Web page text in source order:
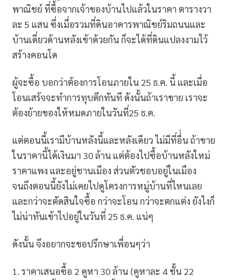
พาณิชย์ ที่ซื้อจากเจ้าของบ้านไปแล้วในราคา ตารางวา
ละ 5 แสน ซึ่งเมื่อรวมที่ดินอาคารพาณิชย์ริมถนนและ
บ้านเดี่ยวด้านหลังเข้าด้วยกัน ก็จะได้ที่ดินแปลงงามไว้
สร้างคอนโด
ผู้จะซื้อ บอกว่าต้องการโอนภายใน 25 ธ.ค. นี้ และเมื่อ
โอนเสร้จจะทำการทุบตึกทันที ดังนั้นถ้าเราขาย เราจะ
ต้องย้ายของให้หมดภายในวันที่25 ธ.ค.
แต่ตอนนี้เรามีบ้านหลังนี้และหลังเดียว ไม่มีที่อื่่น ถ้าขาย
ในราคานี้ได้เงินมา 30 ล้าน แต่ต้องไปซื้อบ้านหลังใหม่
ราคาแพง และอยู่ชานเมือง ส่วนตัวชอบอยู่ในเมือง
จนถึงตอนนี้ยังไม่เคยไปดูโครงการหมู่บ้านที่ไหนเลย
และกว่าจะตัดสินใจซื้อ กว่าจะโอน กว่าจะตกแต่ง ยังไงก็
ไม่น่าทันเข้าไปอยู่ในวันที่ 25 ธ.ค. แน่ๆ
ดังนั้น จึงอยากจะขอปรึกษาเพื่อนๆว่า
1. ราคาเสนอซื้อ 2 คูหา 30 ล้าน (คูหาละ 4 ชั้น 22